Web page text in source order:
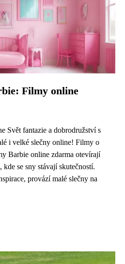
Filmy online
Svět fantazie a dobrodružství s
i velké slečny online! Filmy o
Barbie online zdarma otevírají
se sny stávají skutečností.
provází malé slečny na